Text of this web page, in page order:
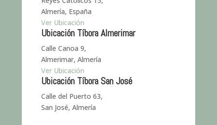
Almería, España
Ver Ubicación
Ubicación Tíbora Almerimar
Calle Canoa 9,
Almerimar, Almería
Ver Ubicación
Ubicación Tíbora San José
Calle del Puerto 63,
San José, Almería